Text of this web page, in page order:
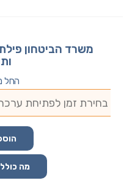
משרד הביטחון
החל
מה